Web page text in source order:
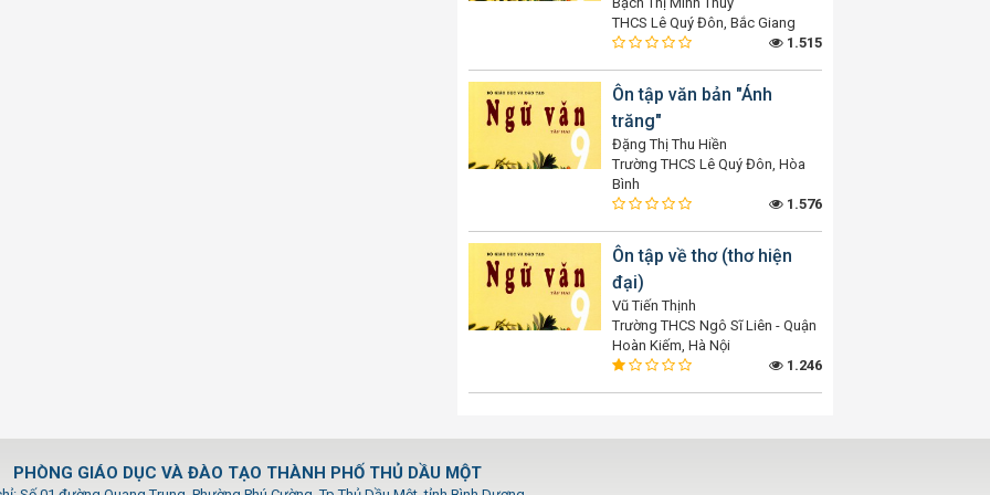
THCS Lê Quý Đôn, Bắc Giang
1.515
Ôn tập văn bản "Ánh
trăng"
Đặng Thị Thu Hiền
Trường THCS Lê Quý Đôn, Hòa
Bình
1.576
Ôn tập về thơ (thơ hiện
đại)
Vũ Tiến Thịnh
Trường THCS Ngô Sĩ Liên - Quận
Hoàn Kiếm, Hà Nội
1.246
PHÒNG GIÁO DỤC VÀ ĐÀO TẠO THÀNH PHỐ THỦ DẦU MỘT